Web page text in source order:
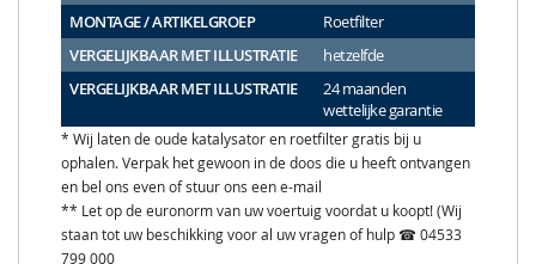
MONTAGE / ARTIKELGROEP
Roetfilter
VERGELIJKBAAR MET ILLUSTRATIE
hetzelfde
VERGELIJKBAAR MET ILLUSTRATIE
24 maanden
wettelijke garantie
* Wij laten de oude katalysator en roetfilter gratis bij u
ophalen. Verpak het gewoon in de doos die u heeft ontvangen
en bel ons even of stuur ons een e-mail
** Let op de euronorm van uw voertuig voordat u koopt! (Wij
staan tot uw beschikking voor al uw vragen of hulp ☎ 04533
799 000